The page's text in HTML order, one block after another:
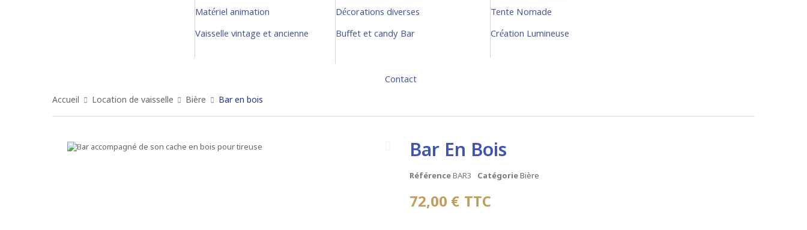
Matériel animation
Vaisselle vintage et ancienne
Décorations diverses
Buffet et candy Bar
Tente Nomade
Création Lumineuse
Contact
Accueil Location de vaisselle Bière Bar en bois
Bar En Bois
RéférenceBAR3 CatégorieBière
72,00 € TTC